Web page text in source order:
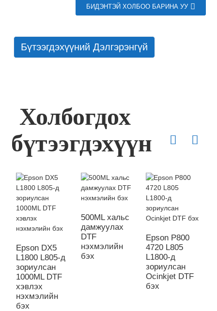
БИДЭНТЭЙ ХОЛБОО БАРИНА УУ
Бүтээгдэхүүний Дэлгэрэнгүй
Холбогдох
бүтээгдэхүүн
Epson DX5
L1800 L805-д
зориулсан
1000ML DTF
хэвлэх
нэхмэлийн
бэх
500ML хальс
дамжуулах
DTF
нэхмэлийн
бэх
Epson P800
4720 L805
L1800-д
зориулсан
Ocinkjet DTF
бэх